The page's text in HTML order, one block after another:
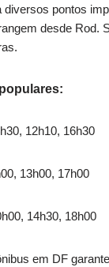
diversos pontos
desde Rod.
12h10, 16h30
13h00, 17h00
14h30, 18h00
em DF